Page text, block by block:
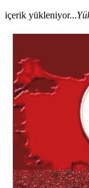
içerik yükleniyor...